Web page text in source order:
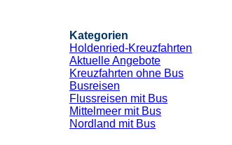
Kategorien
Holdenried-Kreuzfahrten
Aktuelle Angebote
Kreuzfahrten ohne Bus
Busreisen
Flussreisen mit Bus
Mittelmeer mit Bus
Nordland mit Bus